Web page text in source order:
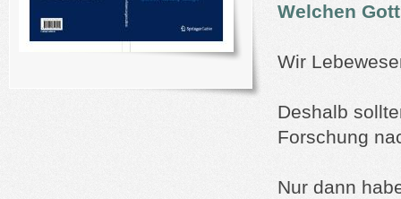
Welchen
Wir
Deshalb
Forschung
Nur dann